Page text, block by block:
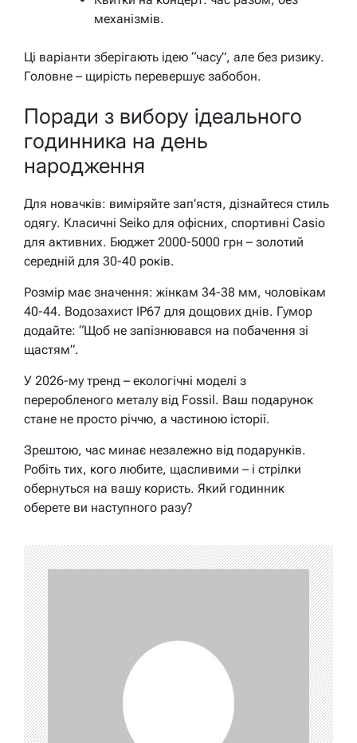
механізмів.
Ці варіанти зберігають ідею “часу”, але без ризику.
Головне – щирість перевершує забобон.
Поради з вибору ідеального
годинника на день
народження
Для новачків: виміряйте зап’ястя, дізнайтеся стиль
одягу. Класичні Seiko для офісних, спортивні Casio
для активних. Бюджет 2000-5000 грн – золотий
середній для 30-40 років.
Розмір має значення: жінкам 34-38 мм, чоловікам
40-44. Водозахист IP67 для дощових днів. Гумор
додайте: “Щоб не запізнювався на побачення зі
щастям”.
У 2026-му тренд – екологічні моделі з
переробленого металу від Fossil. Ваш подарунок
стане не просто річчю, а частиною історії.
Зрештою, час минає незалежно від подарунків.
Робіть тих, кого любите, щасливими – і стрілки
обернуться на вашу користь. Який годинник
оберете ви наступного разу?